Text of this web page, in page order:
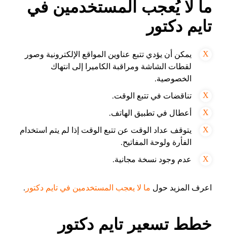
ما لا يُعجب المستخدمين في
تايم دكتور
يمكن أن يؤدي تتبع عناوين المواقع الإلكترونية وصور
لقطات الشاشة ومراقبة الكاميرا إلى انتهاك
الخصوصية.
تناقضات في تتبع الوقت.
أعطال في تطبيق الهاتف.
يتوقف عداد الوقت عن تتبع الوقت إذا لم يتم استخدام
الفأرة ولوحة المفاتيح.
عدم وجود نسخة مجانية.
اعرف المزيد حول ما لا يعجب المستخدمين في تايم دكتور .
خطط تسعير تايم دكتور